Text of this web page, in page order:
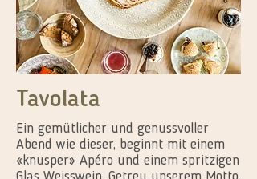
Tavolata
Ein gemütlicher und genussvoller
Abend wie dieser, beginnt mit einem
«knusper» Apéro und einem spritzigen